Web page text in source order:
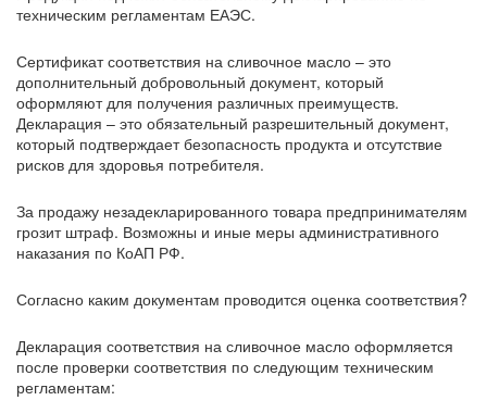
техническим регламентам ЕАЭС.
Сертификат соответствия на сливочное масло – это
дополнительный добровольный документ, который
оформляют для получения различных преимуществ.
Декларация – это обязательный разрешительный документ,
который подтверждает безопасность продукта и отсутствие
рисков для здоровья потребителя.
За продажу незадекларированного товара предпринимателям
грозит штраф. Возможны и иные меры административного
наказания по КоАП РФ.
Согласно каким документам проводится оценка соответствия?
Декларация соответствия на сливочное масло оформляется
после проверки соответствия по следующим техническим
регламентам: